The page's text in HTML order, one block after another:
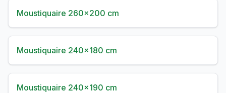
Moustiquaire 260×200 cm
Moustiquaire 240×180 cm
Moustiquaire 240×190 cm